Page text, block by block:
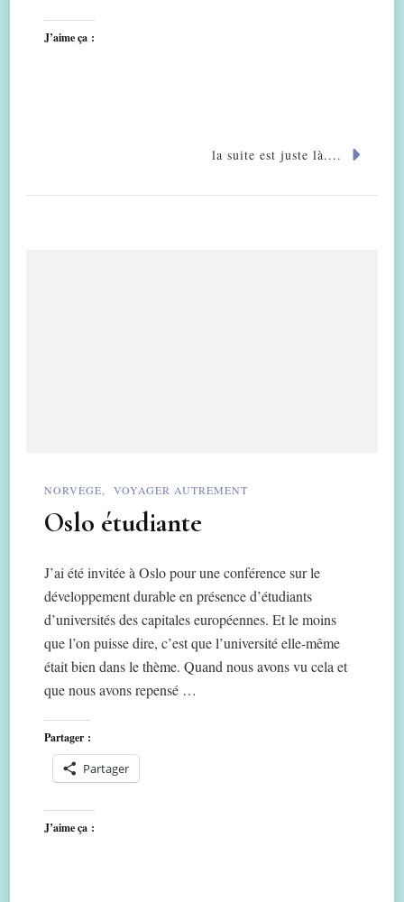
J’aime ça :
la suite est juste là....
NORVÈGE VOYAGER AUTREMENT
Oslo étudiante
J’ai été invitée à Oslo pour une conférence sur le
développement durable en présence d’étudiants
d’universités des capitales européennes. Et le moins
que l’on puisse dire, c’est que l’université elle-même
était bien dans le thème. Quand nous avons vu cela et
que nous avons repensé …
Partager :
Partager
J’aime ça :